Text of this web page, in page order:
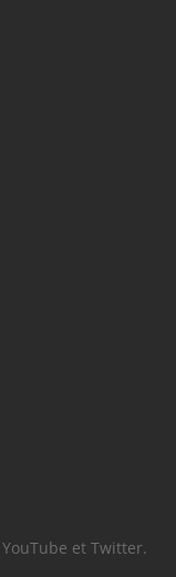
et Twitter.